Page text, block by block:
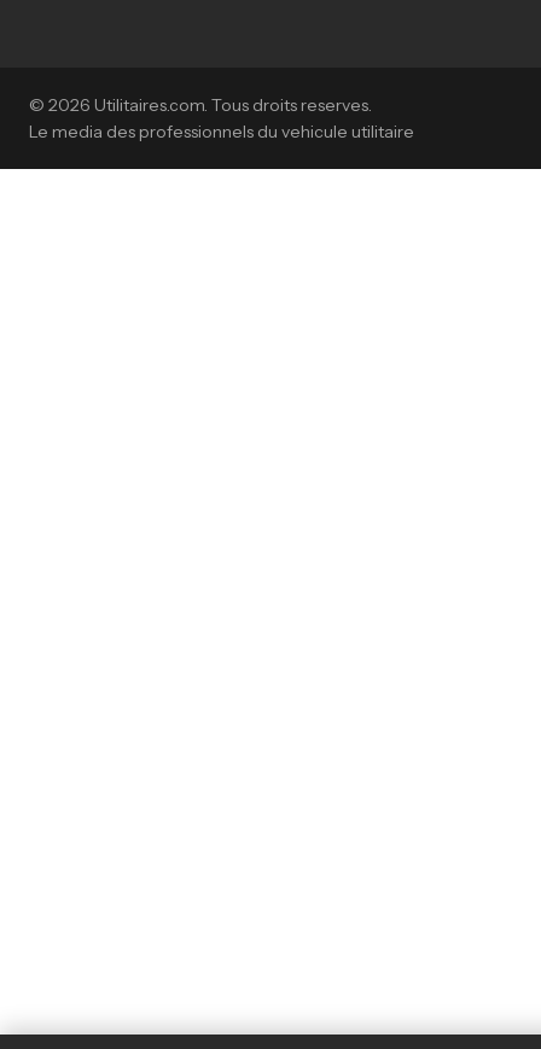
© 2026 Utilitaires.com. Tous droits reserves.
Le media des professionnels du vehicule utilitaire